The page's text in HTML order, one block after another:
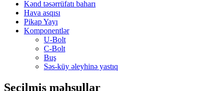
Kənd təsərrüfatı baharı
Hava asqısı
Pikap Yayı
Komponentlər
U-Bolt
C-Bolt
Buş
Səs-küy əleyhinə yastıq
Seçilmiş məhsullar